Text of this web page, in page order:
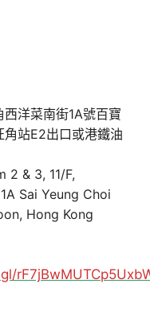
洋菜南街1A號百寶
站E2出口或港鐵油
2 & 3, 11/F,
Sai Yeung Choi
Hong Kong